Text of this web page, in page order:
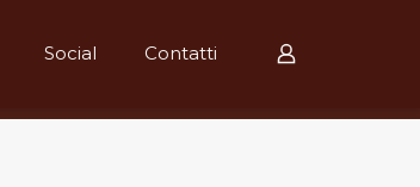
Social Contatti